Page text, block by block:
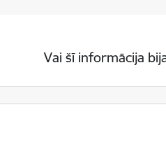
Vai šī informācija